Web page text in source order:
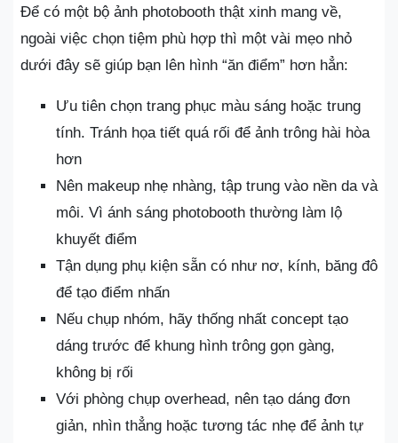
Để có một bộ ảnh photobooth thật xinh mang về,
ngoài việc chọn tiệm phù hợp thì một vài mẹo nhỏ
dưới đây sẽ giúp bạn lên hình “ăn điểm” hơn hẳn:
Ưu tiên chọn trang phục màu sáng hoặc trung
tính. Tránh họa tiết quá rối để ảnh trông hài hòa
hơn
Nên makeup nhẹ nhàng, tập trung vào nền da và
môi. Vì ánh sáng photobooth thường làm lộ
khuyết điểm
Tận dụng phụ kiện sẵn có như nơ, kính, băng đô
để tạo điểm nhấn
Nếu chụp nhóm, hãy thống nhất concept tạo
dáng trước để khung hình trông gọn gàng,
không bị rối
Với phòng chụp overhead, nên tạo dáng đơn
giản, nhìn thẳng hoặc tương tác nhẹ để ảnh tự